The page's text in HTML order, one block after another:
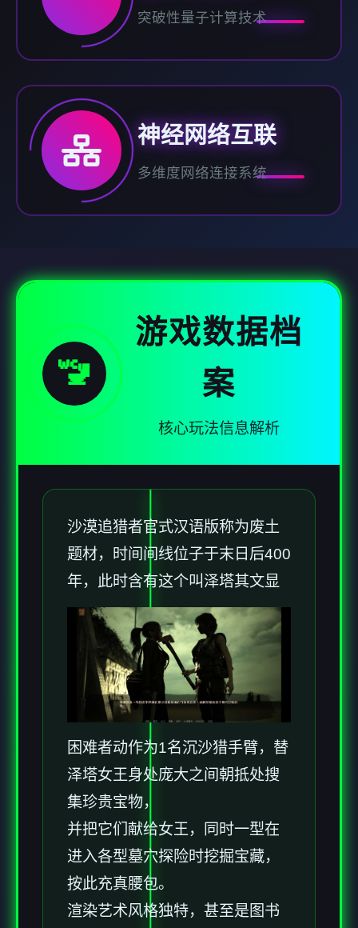
突破性量子计算技术
神经网络互联
多维度网络连接系统
🚾
游戏数据档
案
核心玩法信息解析
沙漠追猎者官式汉语版称为废土
题材，时间间线位子于末日后400
年，此时含有这个叫泽塔其文显
困难者动作为1名沉沙猎手臂，替
泽塔女王身处庞大之间朝抵处搜
集珍贵宝物，
并把它们献给女王，同时一型在
进入各型墓穴探险时挖掘宝藏，
按此充真腰包。
渲染艺术风格独特，甚至是图书